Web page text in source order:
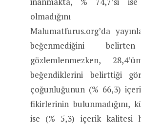
olmadığını
Malumatfurus.org’da
beğenmediğini
gözlemlenmezken,
beğendiklerini belirttiği
çoğunluğunun (% 66,3)
fikirlerinin bulunmadığını,
ise (% 5,3) içerik kalitesi